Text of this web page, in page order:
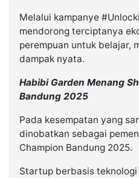
Melalui kampanye
mendorong terciptanya
perempuan untuk belajar,
dampak nyata.
Habibi Garden Menang
Bandung 2025
Pada kesempatan yang
dinobatkan sebagai
Champion Bandung 2025.
Startup berbasis